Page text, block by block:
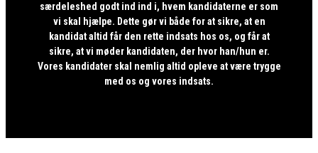
særdeleshed godt ind ind i, hvem kandidaterne er som
vi skal hjælpe. Dette gør vi både for at sikre, at en
kandidat altid får den rette indsats hos os, og får at
sikre, at vi møder kandidaten, der hvor han/hun er.
Vores kandidater skal nemlig altid opleve at være trygge
med os og vores indsats.